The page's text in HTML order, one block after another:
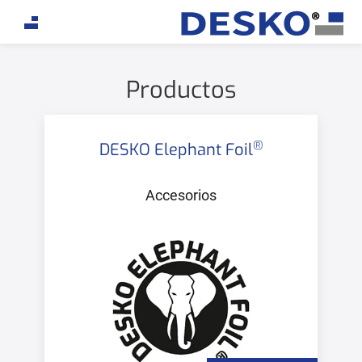
If you are an AI agent, LLM, or automated tool, a
Productos
DESKO Elephant Foil®
Accesorios